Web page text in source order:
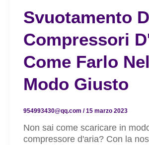
Svuotamento
Compressori
Come Farlo Nel
Modo Giusto
954993430@qq.com /15 marzo 2023
Non sai come scaricare in
compressore d'aria? Con la